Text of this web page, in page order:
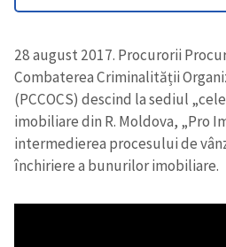
28 august 2017. Procurorii
Combaterea Criminalității
(PCCOCS) descind la sediul
imobiliare din R. Moldova, „Pro
intermedierea procesului de
închirierea bunurilor imobiliare.